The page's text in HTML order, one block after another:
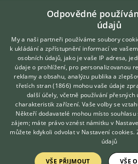
dnes 12:16
PRODÁM
Havanský psík s PP
Hledáte
Zdarma
Odpovědné
údajů
My a naši partneři používáme soubory
k ukládání a zpřístupnění informací ve
osobních údajů, jako je vaše IP adresa,
údaje o prohlížení, pro personalizovanou
reklamy a obsahu, analýzu publika a
třetích stran (1866) mohou vaše údaje
další účely, včetně používání přesných
charakteristik zařízení. Vaše volby se
Někteří dodavatelé mohou místo
zájem; máte právo vznést námitku v
můžete kdykoli odvolat v Nastavení cookies.
údajů
VŠE PŘIJMOUT VŠE